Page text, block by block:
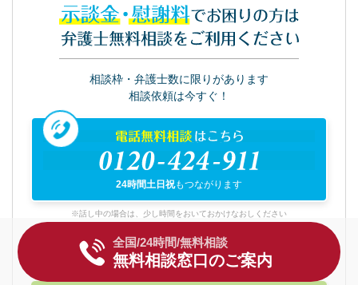
示談金・慰謝料でお困りの方は
弁護士無料相談をご利用ください
相談枠・弁護士数に限りがあります
相談依頼は今すぐ！
電話無料相談はこちら
0120-424-911
24時間土日祝もつながります
※話し中の場合は、少し時間をおいておかけなおしください
LINE無料相談はこちら
全国/24時間/無料相談
無料相談窓口のご案内